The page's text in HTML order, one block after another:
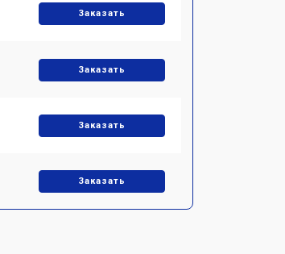
Заказать
Заказать
Заказать
Заказать